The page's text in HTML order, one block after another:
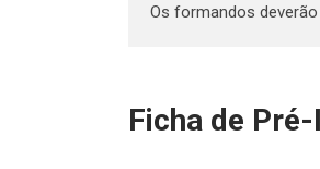
Os formandos
Ficha de